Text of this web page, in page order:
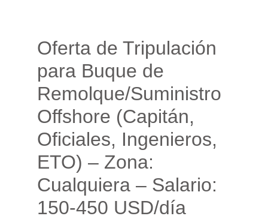
Oferta de Tripulación
para Buque de
Remolque/Suministro
Offshore (Capitán,
Oficiales, Ingenieros,
ETO) – Zona:
Cualquiera – Salario:
150-450 USD/día